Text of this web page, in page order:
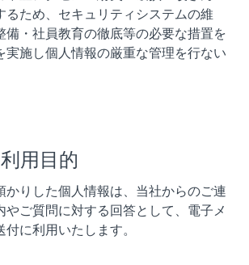
るため、セキュリティシステムの維
備・社員教育の徹底等の必要な措置を
実施し個人情報の厳重な管理を行ない
用目的
かりした個人情報は、当社からのご連
やご質問に対する回答として、電子メ
に利用いたします。